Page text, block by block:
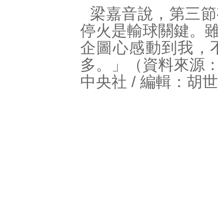
梁嘉音說，第三
停火是輸球關鍵。
企圖心感動到我，
多。」（資料來源
中央社 / 編輯：胡